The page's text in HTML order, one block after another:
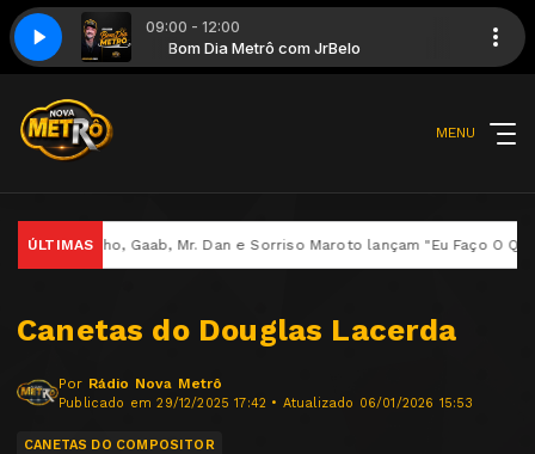
09:00 - 12:00
Bom Dia Metrô com JrBelo
MENU
ÚLTIMAS
Gaab, Mr. Dan e Sorriso Maroto lançam "Eu Faço O Que" no projeto
Canetas do Douglas Lacerda
Por Rádio Nova Metrô
Publicado em 29/12/2025 17:42 • Atualizado 06/01/2026 15:53
CANETAS DO COMPOSITOR